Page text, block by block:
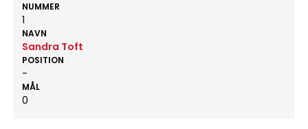
NUMMER
1
NAVN
Sandra Toft
POSITION
-
MÅL
0